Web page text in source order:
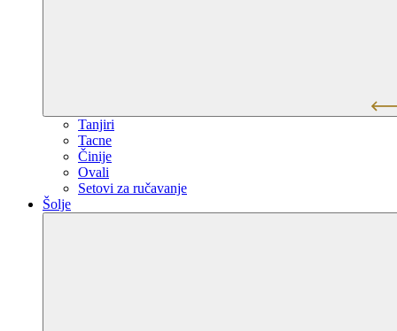
Tanjiri
Tacne
Činije
Ovali
Setovi za ručavanje
Šolje